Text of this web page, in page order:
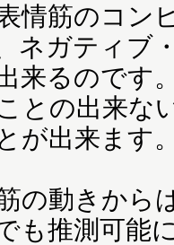
情筋のコン
ネガティブ
来るのです
との出来な
が出来ます
の動きから
も推測可能